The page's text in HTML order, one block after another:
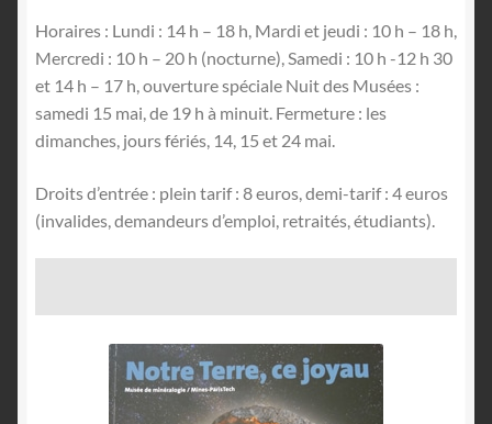
Horaires : Lundi : 14 h – 18 h, Mardi et jeudi : 10 h – 18 h,
Mercredi : 10 h – 20 h (nocturne), Samedi : 10 h -12 h 30
et 14 h – 17 h, ouverture spéciale Nuit des Musées :
samedi 15 mai, de 19 h à minuit. Fermeture : les
dimanches, jours fériés, 14, 15 et 24 mai.
Droits d’entrée : plein tarif : 8 euros, demi-tarif : 4 euros
(invalides, demandeurs d’emploi, retraités, étudiants).